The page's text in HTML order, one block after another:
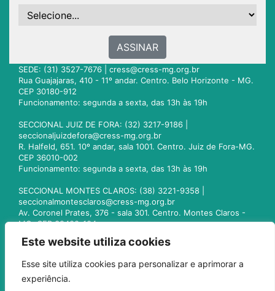
Este website utiliza cookies
Esse site utiliza cookies para personalizar e aprimorar a
experiência.
ASSINAR
SEDE: (31) 3527-7676 | cress@cress-mg.org.br
Rua Guajajaras, 410 - 11º andar. Centro. Belo Horizonte - MG.
CEP 30180-912
Funcionamento: segunda a sexta, das 13h às 19h
SECCIONAL JUIZ DE FORA: (32) 3217-9186 |
seccionaljuizdefora@cress-mg.org.br
R. Halfeld, 651. 10º andar, sala 1001. Centro. Juiz de Fora-MG.
CEP 36010-002
Funcionamento: segunda a sexta, das 13h às 19h
SECCIONAL MONTES CLAROS: (38) 3221-9358 |
seccionalmontesclaros@cress-mg.org.br
Av. Coronel Prates, 376 - sala 301. Centro. Montes Claros -
MG. CEP 39400-104
seccionaluberlandia@cress-mg.org.br
Av. Afonso Pena, 547 - sala 101. Uberlândia - MG. CEP